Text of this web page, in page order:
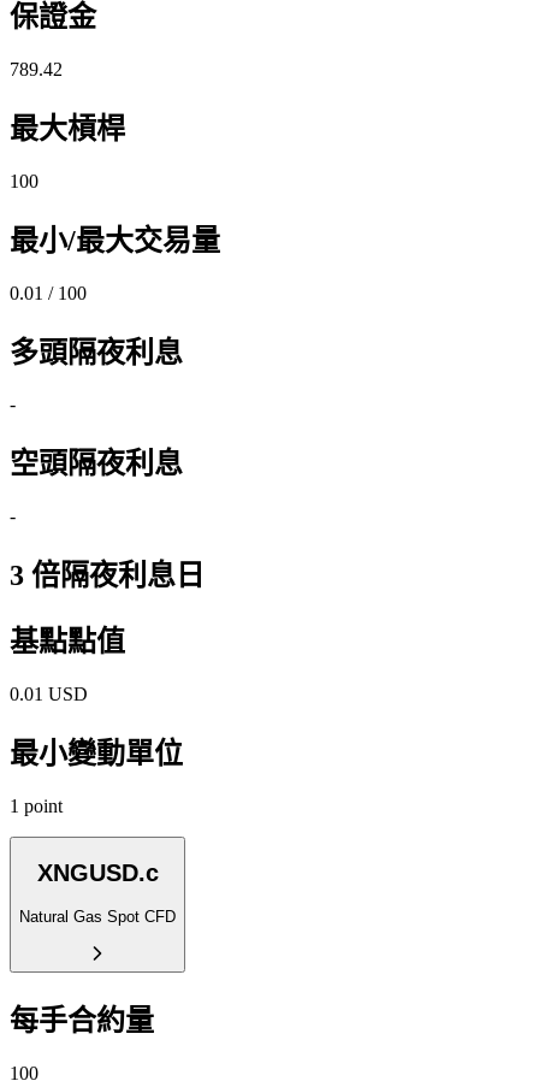
保證金
789.42
最大槓桿
100
最小/最大交易量
0.01 / 100
多頭隔夜利息
-
空頭隔夜利息
-
3 倍隔夜利息日
基點點值
0.01 USD
最小變動單位
1 point
XNGUSD.c
Natural Gas Spot CFD
每手合約量
100